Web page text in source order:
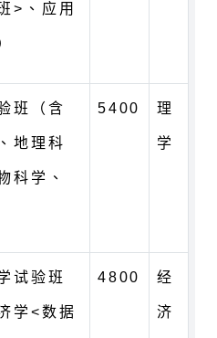
>、应用
班（含
地理科
科学、
5400 理
学
试验班
学<数据
4800 经
济